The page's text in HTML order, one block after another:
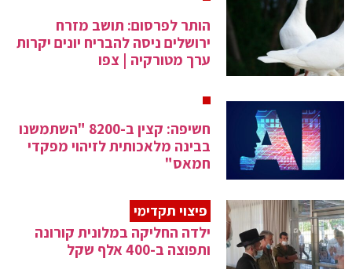
הותר לפרסום: תושב מזרח
ירושלים ניסה להבריח יונים יקרות
ערך מטורקיה | צפו
חשיפה: קצין ב-8200 "השתמשנו
בבינה מלאכותית לזיהוי מפקדי
חמאס"
פיצוי תקדימי
ילדה החליקה במלונית קורונה
ותפוצה ב-400 אלף שקל